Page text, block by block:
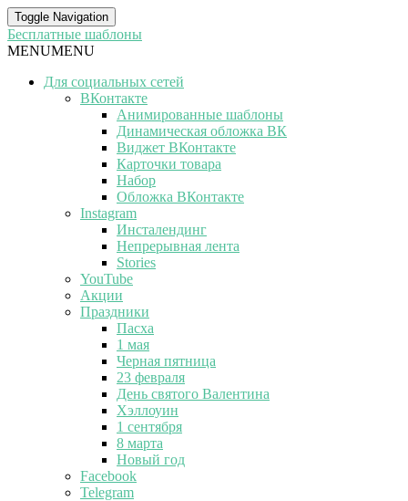
Toggle Navigation
Бесплатные шаблоны
MENUMENU
Для социальных сетей
ВКонтакте
Анимированные шаблоны
Динамическая обложка ВК
Виджет ВКонтакте
Карточки товара
Набор
Обложка ВКонтакте
Instagram
Инсталендинг
Непрерывная лента
Stories
YouTube
Акции
Праздники
Пасха
1 мая
Черная пятница
23 февраля
День святого Валентина
Хэллоуин
1 сентября
8 марта
Новый год
Facebook
Telegram